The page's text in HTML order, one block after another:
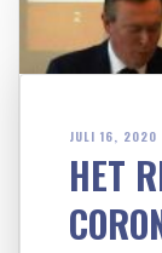
JULI 16, 2020
HET